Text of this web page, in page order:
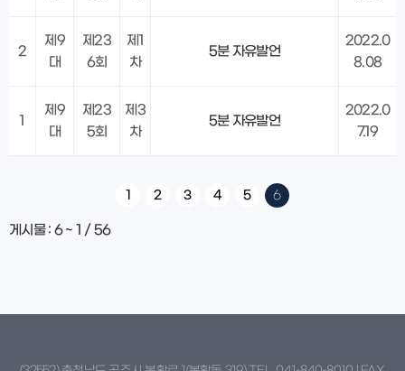
2
제9
대
제23
6회
제1
차
5분 자유발언
2022.0
8.08
1
제9
대
제23
5회
제3
차
5분 자유발언
2022.0
7.19
1 2 3 4 5 6
게시물: 6 ~ 1 / 56